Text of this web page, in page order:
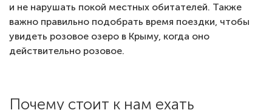
и не нарушать покой местных обитателей. Также
важно правильно подобрать время поездки, чтобы
увидеть розовое озеро в Крыму, когда оно
действительно розовое.
Почему стоит к нам ехать